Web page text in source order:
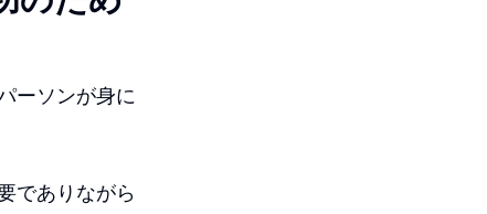
ーソンが身に
でありながら